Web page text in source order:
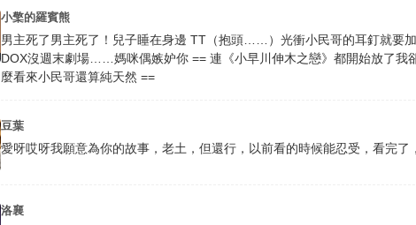
小檠的羅賓熊
男主死了男主死了！兒子睡在身邊 TT（抱頭……）光衝小民哥的耳釘就要
DOX沒週末劇場……媽咪偶嫉妒你 == 連《小早川伸木之戀》都開始放了
麼看來小民哥還算純天然 ==
豆葉
愛呀哎呀我願意為你的故事，老土，但還行，以前看的時候能忍受，看完了
洛襄